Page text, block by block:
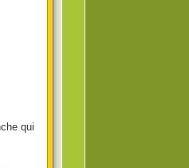
qui